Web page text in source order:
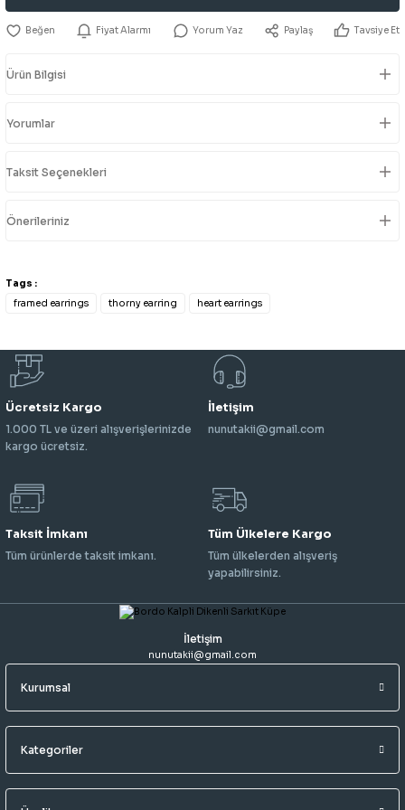
Fiyat Alarmı Yorum Yaz Paylaş Tavsiye Et
Ürün Bilgisi
Yorumlar
Taksit Seçenekleri
Önerileriniz
Tags :
framed earrings
thorny earring heart earrings
Ücretsiz Kargo
1.000 TL ve üzeri alışverişlerinizde
kargo ücretsiz.
İletişim
nunutakii@gmail.com
Taksit İmkanı
Tüm ürünlerde taksit imkanı.
Tüm Ülkelere Kargo
Tüm ülkelerden alışveriş
yapabilirsiniz.
İletişim
nunutakii@gmail.com
Kurumsal
Kategoriler